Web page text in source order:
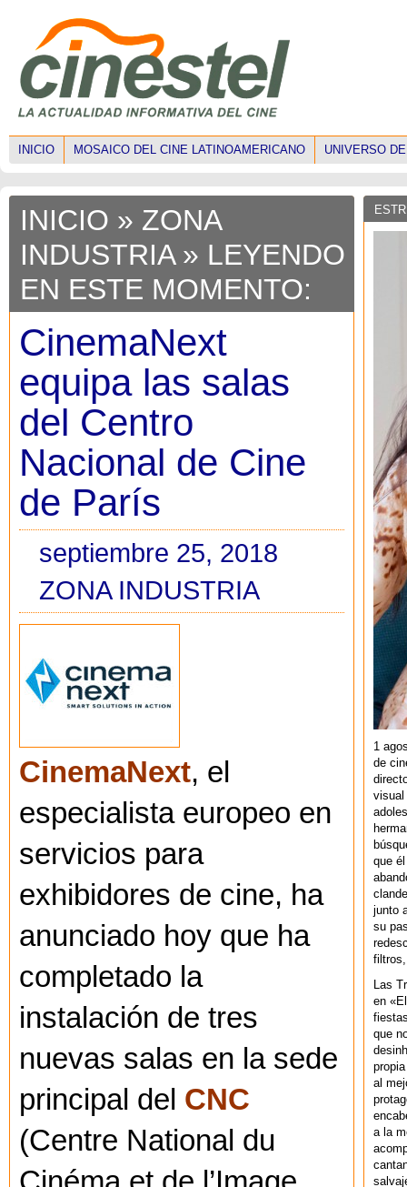
INICIO MOSAICO DEL CINE LATINOAMERICANO UNIVERSO
INICIO » ZONA
INDUSTRIA» LEYENDO
EN ESTE MOMENTO:
CinemaNext
equipa las salas
del Centro
Nacional de Cine
de París
septiembre 25, 2018
ZONA INDUSTRIA
CinemaNext, el
especialista europeo en
servicios para
exhibidores de cine, ha
anunciado hoy que ha
completado la
instalación de tres
nuevas salas en la sede
principal del CNC
(Centre National du
1
de
visual
que
junto
su
filtros,
Las
en
que
al
a la